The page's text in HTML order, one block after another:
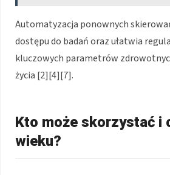
Automatyzacja ponownych
dostępu do badań oraz ułatwia
kluczowych parametrów
życia [2][4][7].
Kto może skorzystać i
wieku?